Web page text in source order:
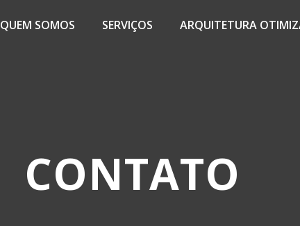
QUEM SOMOS SERVIÇOS ARQUITETURA
CONTATO